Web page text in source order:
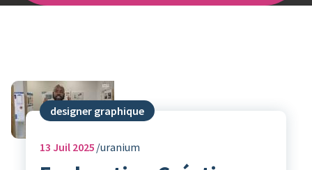
designer graphique
13 Juil 2025 uranium